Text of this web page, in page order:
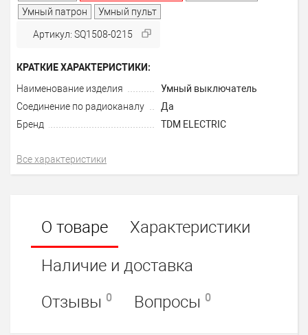
Умный патрон
Умный пульт
Артикул: SQ1508-0215
КРАТКИЕ ХАРАКТЕРИСТИКИ:
Наименование изделия
Умный выключатель
Соединение по радиоканалу
Да
Бренд
TDM ELECTRIC
Все характеристики
О товаре
Характеристики
Наличие и доставка
Отзывы 0 Вопросы 0